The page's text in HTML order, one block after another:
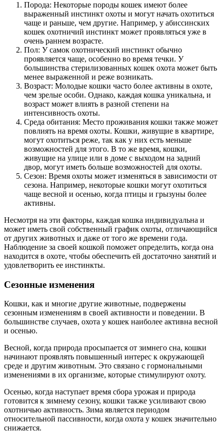
Порода: Некоторые породы кошек имеют более
выраженный инстинкт охоты и могут начать охотиться
чаще и раньше, чем другие. Например, у абиссинских
кошек охотничий инстинкт может проявляться уже в
очень раннем возрасте.
Пол: У самок охотнический инстинкт обычно
проявляется чаще, особенно во время течки. У
большинства стерилизованных кошек охота может быть
менее выраженной и реже возникать.
Возраст: Молодые кошки часто более активны в охоте,
чем зрелые особи. Однако, каждая кошка уникальна, и
возраст может влиять в разной степени на
интенсивность охоты.
Среда обитания: Место проживания кошки также может
повлиять на время охоты. Кошки, живущие в квартире,
могут охотиться реже, так как у них есть меньше
возможностей для этого. В то же время, кошки,
живущие на улице или в доме с выходом на задний
двор, могут иметь больше возможностей для охоты.
Сезон: Время охоты может изменяться в зависимости от
сезона. Например, некоторые кошки могут охотиться
чаще весной и осенью, когда птицы и грызуны более
активны.
Несмотря на эти факторы, каждая кошка индивидуальна и
может иметь свой собственный график охоты, отличающийся
от других животных и даже от того же времени года.
Наблюдение за своей кошкой поможет определить, когда она
находится в охоте, чтобы обеспечить ей достаточно занятий и
удовлетворить ее инстинкты.
Сезонные изменения
Кошки, как и многие другие животные, подвержены
сезонным изменениям в своей активности и поведении. В
большинстве случаев, охота у кошек наиболее активна весной
и осенью.
Весной, когда природа просыпается от зимнего сна, кошки
начинают проявлять повышенный интерес к окружающей
среде и другим животным. Это связано с гормональными
изменениями в их организме, которые стимулируют охоту.
Осенью, когда наступает время сбора урожая и природа
готовится к зимнему сезону, кошки также усиливают свою
охотничью активность. Зима является периодом
относительной пассивности, когда охота у кошек значительно
снижается.